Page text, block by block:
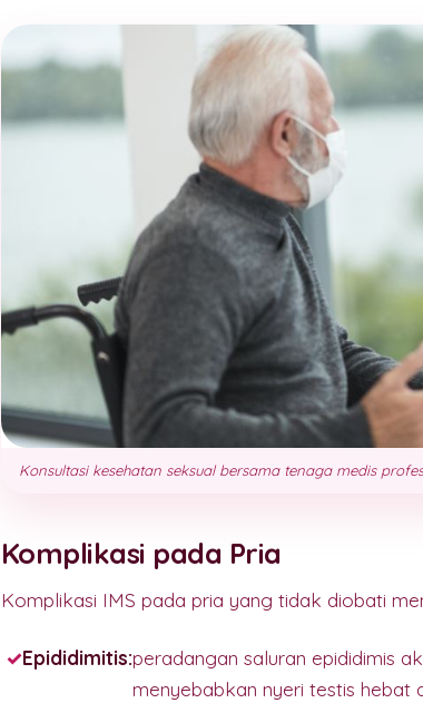
Konsultasi kesehatan seksual bersama tenaga medis
Komplikasi pada Pria
Komplikasi IMS pada pria yang tidak diobati
Epididimitis:peradangan saluran epididimis
menyebabkan nyeri testis hebat